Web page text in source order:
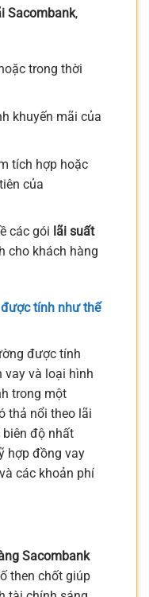
Sacombank,
trong thời
khuyến mãi của
tích hợp hoặc
của
các gói lãi suất
cho khách hàng
tính như thế
được tính
vay và loại hình
trong một
thả nổi theo lãi
độ nhất
hợp đồng vay
các khoản phí
Sacombank
then chốt giúp